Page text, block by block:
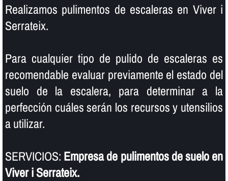
Realizamos pulimentos de escaleras en Viver i
Serrateix.
Para cualquier tipo de pulido de escaleras es
recomendable evaluar previamente el estado del
suelo de la escalera, para determinar a la
perfección cuáles serán los recursos y utensilios
a utilizar.
SERVICIOS: Empresa de pulimentos de suelo en
Viver i Serrateix.